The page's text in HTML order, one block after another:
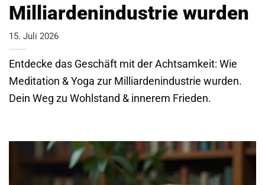
Milliardenindustrie wurden
15. Juli 2026
Entdecke das Geschäft mit der Achtsamkeit: Wie
Meditation & Yoga zur Milliardenindustrie wurden.
Dein Weg zu Wohlstand & innerem Frieden.